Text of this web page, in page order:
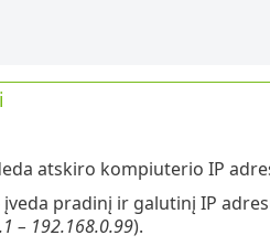
atskiro kompiuterio IP
pradinį ir galutinį IP
– 192.168.0.99).